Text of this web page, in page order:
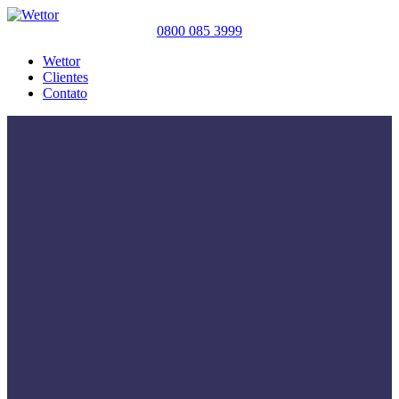
0800 085 3999
Wettor
Clientes
Contato